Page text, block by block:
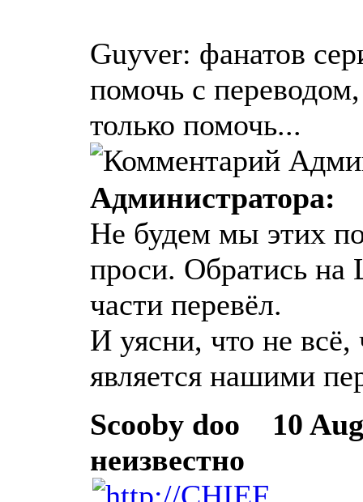
Guyver: фанатов
помочь с
только помочь...
Администратора:
Не будем мы этих
проси. Обратись на
части перевёл.
И уясни, что не
является нашими
Scooby doo
10
неизвестно